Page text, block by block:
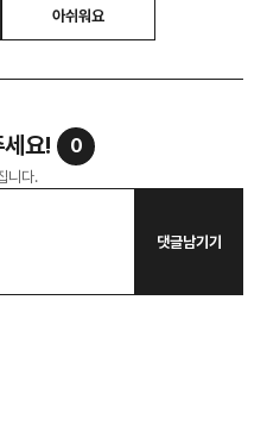
아쉬워요
요! 0
니다.
댓글남기기